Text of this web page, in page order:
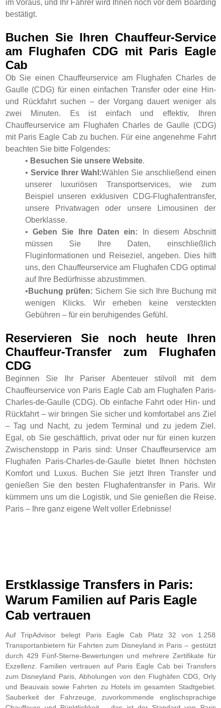
im Voraus, und Ihr Fahrer wird Ihnen noch vor dem Boarding
bestätigt.
Buchen Sie Ihren Chauffeur-Service
am Flughafen CDG mit Paris Eagle
Cab
Ob Sie einen Chauffeurservice am Flughafen Charles de
Gaulle (CDG) für einen einfachen Transfer oder eine Hin-
und Rückfahrt suchen – der Vorgang dauert weniger als
zwei Minuten. Es ist einfach und effektiv, Ihren
Chauffeurservice am Flughafen Charles de Gaulle (CDG)
mit Paris Eagle Cab zu buchen. Für eine angenehme Fahrt
beachten Sie bitte Folgendes:
• Besuchen Sie unsere Website.
• Service Ihrer Wahl:Wählen Sie anschließend einen
unserer luxuriösen Transportservices, wie zum
Beispiel unseren exklusiven CDG-Flughafentransfer,
unsere Privatwagen oder unsere Limousinen der
Oberklasse.
• Geben Sie Ihre Daten ein: In diesem Abschnitt
müssen Sie Ihre Daten, einschließlich
Fluginformationen und Reiseziel, angeben. Dies hilft
uns, den Chauffeurservice am Flughafen CDG optimal
auf Ihre Bedürfnisse abzustimmen.
• Buchung prüfen: Sichern Sie sich Ihre Buchung mit
wenigen Klicks. Wir erheben keine versteckten
Gebühren – für ein beruhigendes Gefühl.
Reservieren Sie noch heute Ihren
Chauffeur-Transfer zum Flughafen
CDG
Beginnen Sie Ihr Pariser Abenteuer stilvoll mit dem
Chauffeurservice von Paris Eagle Cab am Flughafen Paris-
Charles-de-Gaulle (CDG). Ob einfache Fahrt oder Hin- und
Rückfahrt – wir bringen Sie sicher und komfortabel ans Ziel
– Tag und Nacht, zu jedem Terminal und zu jedem Ziel.
Egal, ob Sie geschäftlich, privat oder nur für einen kurzen
Zwischenstopp in Paris sind: Unser Chauffeurservice am
Flughafen Paris-Charles-de-Gaulle bietet Ihnen höchsten
Komfort und Luxus. Buchen Sie jetzt Ihren Transfer und
genießen Sie den besten Flughafentransfer in Paris. Wir
kümmern uns um die Logistik, und Sie genießen die Reise.
Paris – Ihre ganz eigene Welt voller Erlebnisse!
Erstklassige Transfers in Paris:
Warum Familien auf Paris Eagle
Cab vertrauen
Auf TripAdvisor belegt Paris Eagle Cab Platz 32 von 1.258
Transportanbietern für Fahrten zum Disneyland in Paris – gestützt
durch 429 Fünf-Sterne-Bewertungen und mehrere Zertifikate für
Exzellenz. Familien vertrauen auf Paris Eagle Cab bei Transfers
zum Disneyland Paris, Abholungen von den Flughäfen CDG, Orly
und Beauvais sowie Fahrten zu Hotels im gesamten Stadtgebiet.
Sauberkeit der Fahrzeuge, zuvorkommende englischsprachige